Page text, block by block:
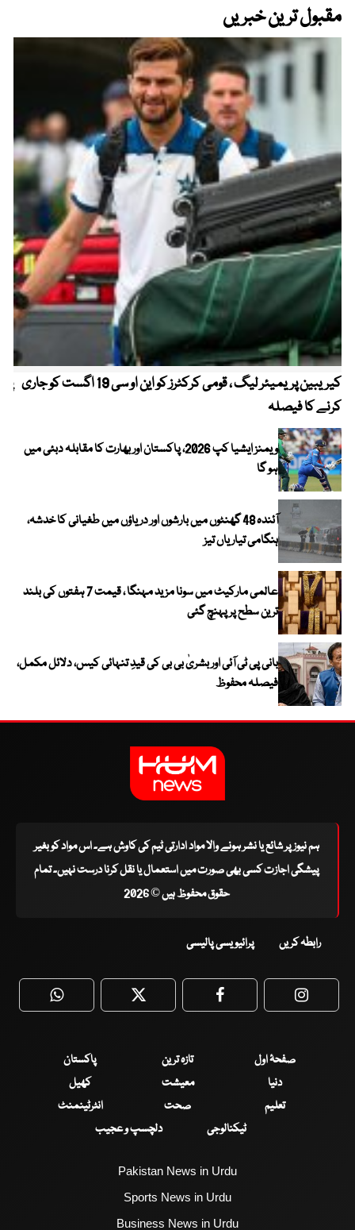
مقبول ترین خبریں
کیریبین پریمیئر لیگ ، قومی کرکٹرز کو این او سی 19 اگست کو جاری
کرنے کا فیصلہ
ویمنز ایشیا کپ 2026، پاکستان اور بھارت کا مقابلہ دبئی میں
ہو گا
آئندہ 48 گھنٹوں میں بارشوں اور دریاؤں میں طغیانی کا خدشہ،
ہنگامی تیاریاں تیز
عالمی مارکیٹ میں سونا مزید مہنگا ، قیمت 7 ہفتوں کی بلند
ترین سطح پر پہنچ گئی
بانی پی ٹی آئی اور بشریٰ بی بی کی قیدِ تنہائی کیس، دلائل مکمل،
فیصلہ محفوظ
ہم نیوز پر شائع یا نشر ہونے والا مواد ادارتی ٹیم کی کاوش ہے۔ اس مواد کو بغیر
پیشگی اجازت کسی بھی صورت میں استعمال یا نقل کرنا درست نہیں۔ تمام
حقوق محفوظ ہیں © 2026
رابطہ کریں پرائیویسی پالیسی
WhatsApp Twitter Facebook
صفحۂ اول تازہ ترین
پاکستان
دنیا
معیشت
کھیل
تعلیم
صحت
انٹرٹینمنٹ
ٹیکنالوجی
دلچسپ و عجیب
Pakistan News in Urdu
Sports News in Urdu
Business News in Urdu